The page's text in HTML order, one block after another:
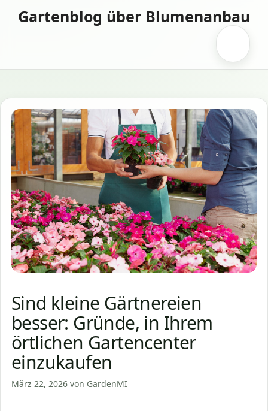
InhaltGartenblog über Blumenanbau
Sind kleine Gärtnereien
besser: Gründe, in Ihrem
örtlichen Gartencenter
einzukaufen
März 22, 2026 von GardenMI